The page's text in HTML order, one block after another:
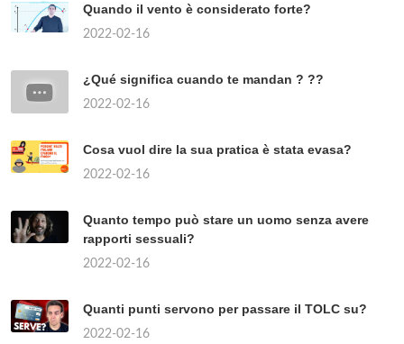
Quando il vento è considerato forte?
2022-02-16
¿Qué significa cuando te mandan ? ??
2022-02-16
Cosa vuol dire la sua pratica è stata evasa?
2022-02-16
Quanto tempo può stare un uomo senza avere
rapporti sessuali?
2022-02-16
Quanti punti servono per passare il TOLC su?
2022-02-16